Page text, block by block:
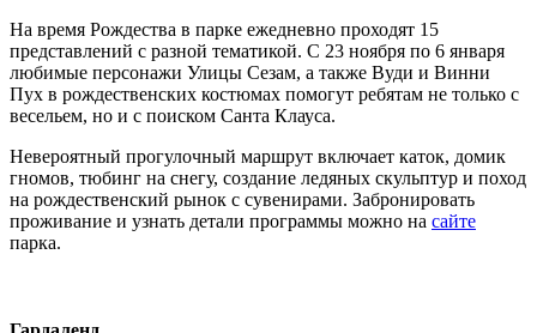
На время Рождества в парке ежедневно проходят 15
представлений с разной тематикой. С 23 ноября по 6 января
любимые персонажи Улицы Сезам, а также Вуди и Винни
Пух в рождественских костюмах помогут ребятам не только с
весельем, но и с поиском Санта Клауса.
Невероятный прогулочный маршрут включает каток, домик
гномов, тюбинг на снегу, создание ледяных скульптур и поход
на рождественский рынок с сувенирами. Забронировать
проживание и узнать детали программы можно на сайте
парка.